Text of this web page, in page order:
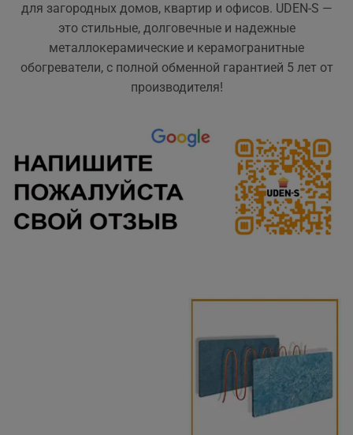
для загородных домов, квартир и офисов. UDEN-S —
это cтильные, долговечные и надежные
металлокерамические и керамогранитные
обогреватели, с полной обменной гарантией 5 лет от
производителя!